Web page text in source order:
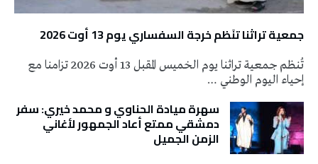
جمعية تراثنا تنَظم خرجة السفساري يوم 13 أوت 2026
تُنظم جمعية تراثنا يوم الخميس المقبل 13 أوت 2026 تزامنا مع
إحياء اليوم الوطني …
سهرة ميادة الحناوي و محمد خيري: سفر
دمشقي ممتع أعاد الجمهور لأغاني
الزمن الجميل